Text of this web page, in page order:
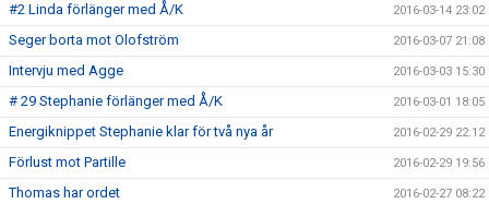
#2 Linda förlänger med Å/K 2016-03-14 23:02
Seger borta mot Olofström 2016-03-07 21:08
Intervju med Agge 2016-03-03 15:30
# 29 Stephanie förlänger med Å/K 2016-03-01 18:05
Energiknippet Stephanie klar för två nya år 2016-02-29 22:12
Förlust mot Partille 2016-02-29 19:56
Thomas har ordet 2016-02-27 08:22